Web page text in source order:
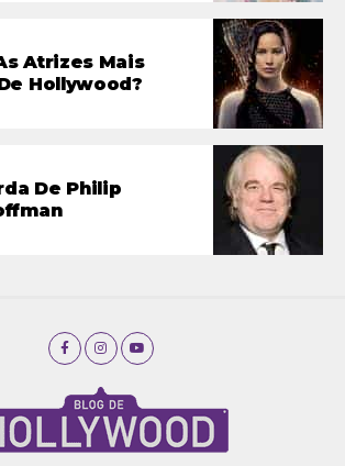
Atrizes Mais
Hollywood?
De Philip